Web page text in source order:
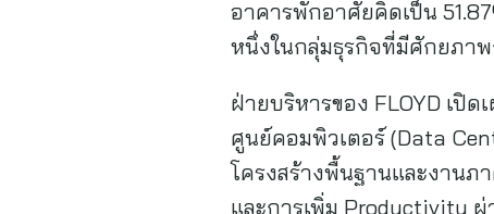
อาคารพักอาศัยคิดเป็น
หนึ่งในกลุ่มธุรกิจที่มีศักยภาพ
ฝ่ายบริหารของ FLOYD เปิ
ศูนย์คอมพิวเตอร์ (Data
โครงสร้างพื้นฐานและงาน
และการเพิ่ม Productivity ผ่